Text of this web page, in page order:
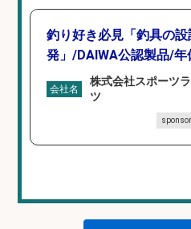
釣り好き必見「釣具の設
発」/DAIWA公認製品/年
会社名
株式会社スポーツ
ツ